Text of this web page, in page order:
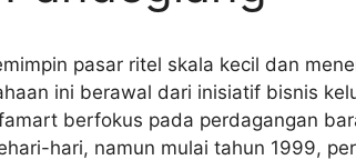
pasar ritel skala kecil dan
ini berawal dari inisiatif bisnis
berfokus pada perdagangan
hari, namun mulai tahun 1999,